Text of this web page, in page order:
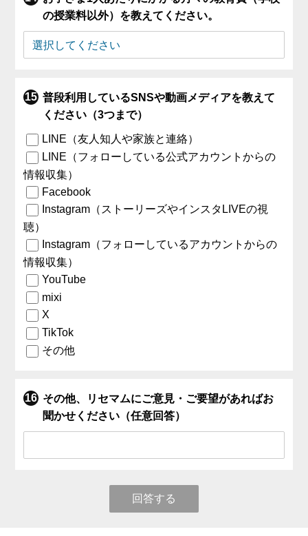
の授業料以外）を教えてください。
普段利用しているSNSや動画メディアを教えて
ください（3つまで）
LINE（友人知人や家族と連絡）
LINE（フォローしている公式アカウントからの
情報収集）
Facebook
Instagram（ストーリーズやインスタLIVEの視
聴）
Instagram（フォローしているアカウントからの
情報収集）
YouTube
mixi
X
TikTok
その他
その他、リセマムにご意見・ご要望があればお
聞かせください（任意回答）
回答する